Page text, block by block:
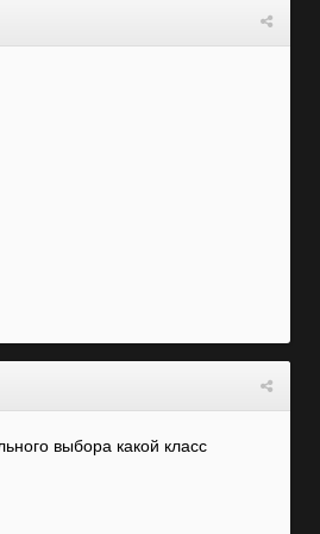
выбора какой класс